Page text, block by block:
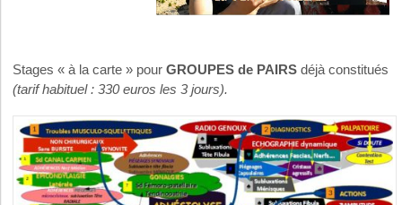
Stages « à la carte » pour GROUPES de PAIRS déjà constitués
(tarif habituel : 330 euros les 3 jours).